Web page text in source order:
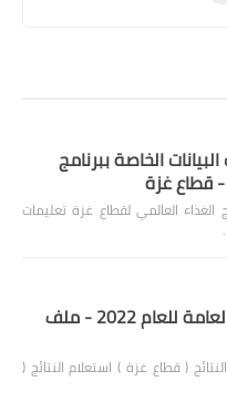
الخاصة ببرنامج
الغذاء العالمي لقطاع غزة تعليمات
نتائج امتحان الثانوية العامة للعام 2022 - ملف
( قطاع غزة ) استعلام النتائج (